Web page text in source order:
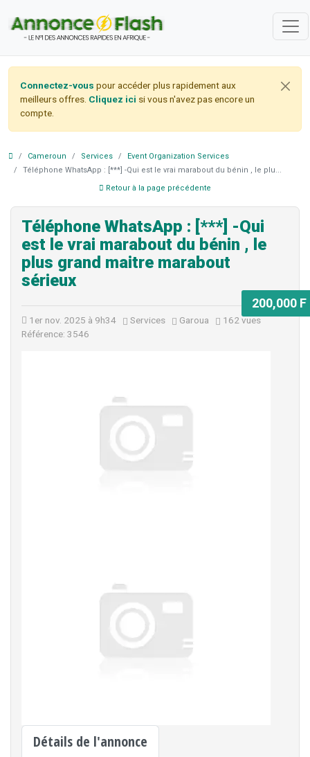
Connectez-vous pour accéder plus rapidement aux
meilleurs offres. Cliquez ici si vous n'avez pas encore un
compte.
Cameroun Services
Event Organization Services
Téléphone WhatsApp : [***] -Qui est le vrai marabout du bénin , le plu...
Retour à la page précédente
Téléphone WhatsApp : [***] -Qui
est le vrai marabout du bénin , le
plus grand maitre marabout
sérieux
1er nov. 2025 à 9h34 Services Garoua
162 vues
Référence: 3546
200,000 F
Détails de l'annonce